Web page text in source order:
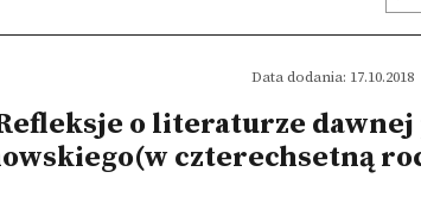
Data dodania: 17.10.2018
o literaturze dawnej
czterechsetną